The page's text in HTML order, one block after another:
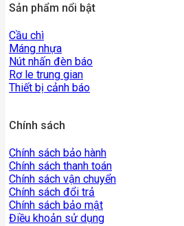
Sản phẩm nổi bật
Cầu chì
Máng nhựa
Nút nhấn đèn báo
Rơ le trung gian
Thiết bị cảnh báo
Chính sách
Chính sách bảo hành
Chính sách thanh toán
Chính sách vận chuyển
Chính sách đổi trả
Chính sách bảo mật
Điều khoản sử dụng